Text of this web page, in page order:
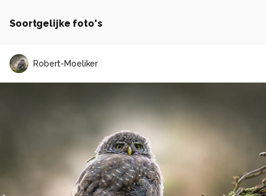
Soortgelijke foto's
Robert-Moeliker